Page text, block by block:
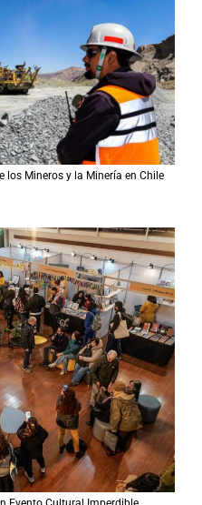
los Mineros y la Minería en Chile